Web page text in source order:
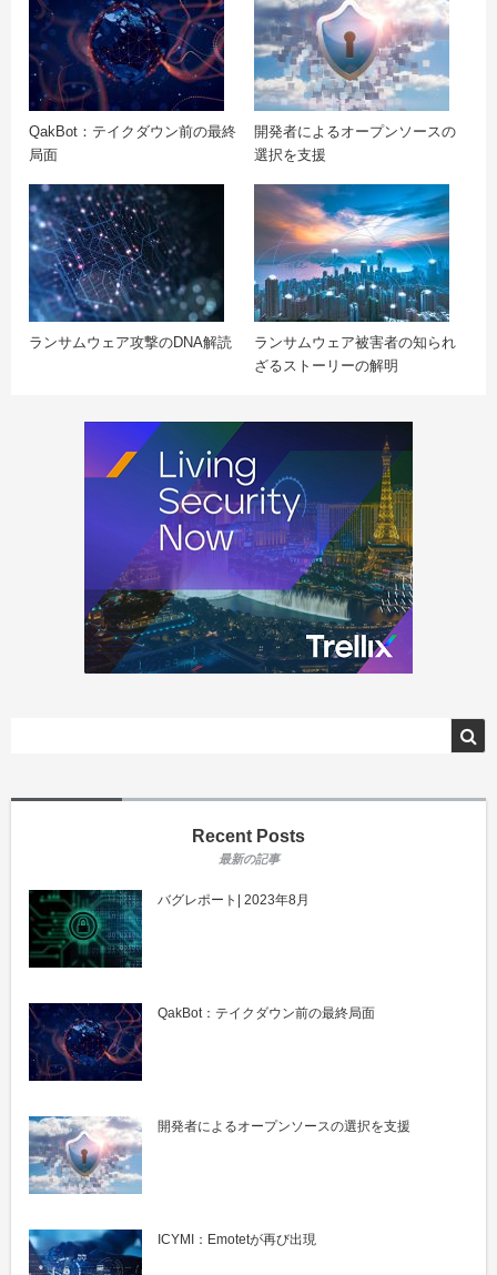
QakBot：テイクダウン前の最終
局面
開発者によるオープンソースの
選択を支援
ランサムウェア攻撃のDNA解読
ランサムウェア被害者の知られ
ざるストーリーの解明
Recent Posts
バグレポート| 2023年8月
QakBot：テイクダウン前の最終局面
開発者によるオープンソースの選択を支援
ICYMI：Emotetが再び出現